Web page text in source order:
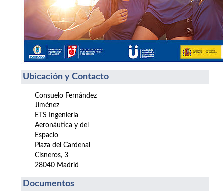
Ubicación y Contacto
Consuelo Fernández
Jiménez
ETS Ingeniería
Aeronáutica y del
Espacio
Plaza del Cardenal
Cisneros, 3
28040 Madrid
Documentos